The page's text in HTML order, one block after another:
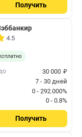
Получить
4.5
30 000 ₽
7 - 30 дней
0 - 292.000%
0 - 0.8%
Получить